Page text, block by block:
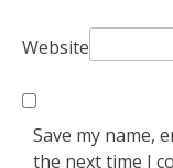
Website
Save my name,
the next time I